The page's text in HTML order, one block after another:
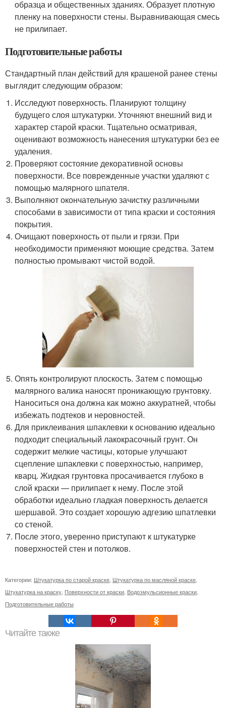
образца и общественных зданиях. Образует плотную
пленку на поверхности стены. Выравнивающая смесь
не прилипает.
Подготовительные работы
Стандартный план действий для крашеной ранее стены
выглядит следующим образом:
Исследуют поверхность. Планируют толщину
будущего слоя штукатурки. Уточняют внешний вид и
характер старой краски. Тщательно осматривая,
оценивают возможность нанесения штукатурки без ее
удаления.
Проверяют состояние декоративной основы
поверхности. Все поврежденные участки удаляют с
помощью малярного шпателя.
Выполняют окончательную зачистку различными
способами в зависимости от типа краски и состояния
покрытия.
Очищают поверхность от пыли и грязи. При
необходимости применяют моющие средства. Затем
полностью промывают чистой водой.
Опять контролируют плоскость. Затем с помощью
малярного валика наносят проникающую грунтовку.
Наноситься она должна как можно аккуратней, чтобы
избежать подтеков и неровностей.
Для приклеивания шпаклевки к основанию идеально
подходит специальный лакокрасочный грунт. Он
содержит мелкие частицы, которые улучшают
сцепление шпаклевки с поверхностью, например,
кварц. Жидкая грунтовка просачивается глубоко в
слой краски — прилипает к нему. После этой
обработки идеально гладкая поверхность делается
шершавой. Это создает хорошую адгезию шпатлевки
со стеной.
После этого, уверенно приступают к штукатурке
поверхностей стен и потолков.
Категории: Штукатурка по старой краске, Штукатурка по масляной краске,
Штукатурка на краску, Поверхности от краски, Водоэмульсионные краски,
Подготовительные работы
Читайте также